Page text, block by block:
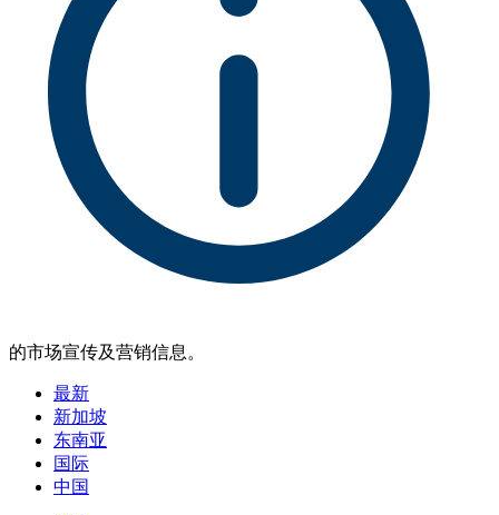
的市场宣传及营销信息。
最新
新加坡
东南亚
国际
中国